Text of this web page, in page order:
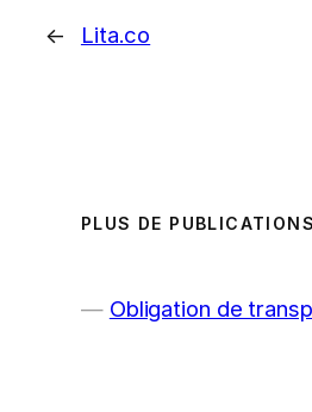
← Lita.co
PLUS DE PUBLICATIONS
Obligation de